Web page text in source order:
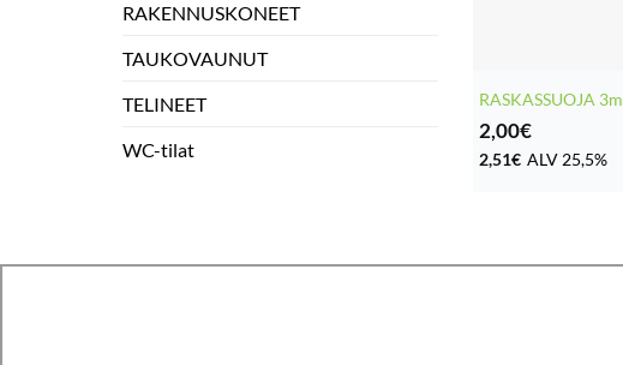
RAKENNUSKONEET
TAUKOVAUNUT
TELINEET
WC-tilat
RASKASSUOJA 3m
2,00€
2,51€ ALV 25,5%